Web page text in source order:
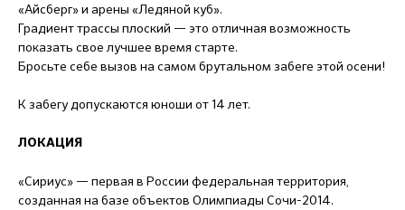
«Айсберг» и арены «Ледяной куб».
Градиент трассы плоский — это отличная возможность
показать свое лучшее время старте.
Бросьте себе вызов на самом брутальном забеге этой осени!
К забегу допускаются юноши от 14 лет.
ЛОКАЦИЯ
«Сириус» — первая в России федеральная территория,
созданная на базе объектов Олимпиады Сочи-2014.